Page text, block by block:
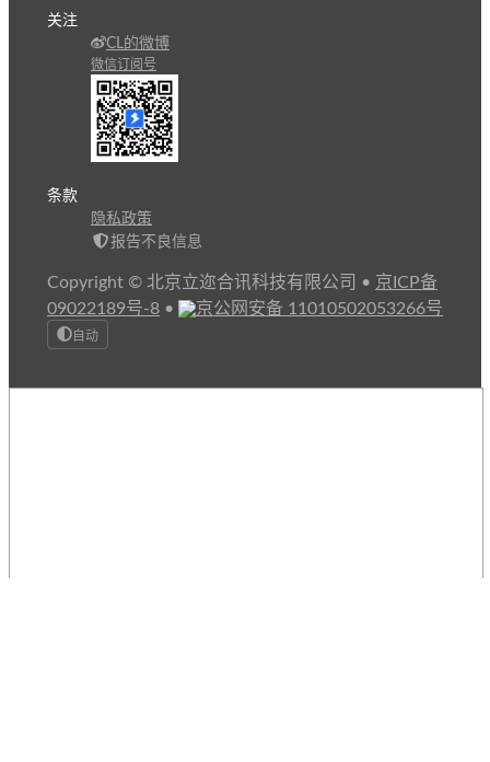
关注
CL的微博
微信订阅号
条款
隐私政策
报告不良信息
Copyright © 北京立迩合讯科技有限公司 • 京ICP备
09022189号-8 • 京公网安备 11010502053266号
自动